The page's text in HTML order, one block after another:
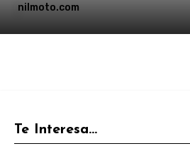
nilmoto.com
Te Interesa...